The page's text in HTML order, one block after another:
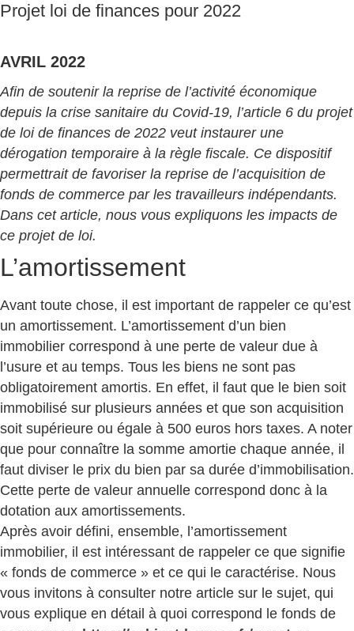
Projet loi de finances pour 2022
AVRIL 2022
Afin de soutenir la reprise de l’activité économique
depuis la crise sanitaire du Covid-19, l’article 6 du projet
de loi de finances de 2022 veut instaurer une
dérogation temporaire à la règle fiscale. Ce dispositif
permettrait de favoriser la reprise de l’acquisition de
fonds de commerce par les travailleurs indépendants.
Dans cet article, nous vous expliquons les impacts de
ce projet de loi.
L’amortissement
Avant toute chose, il est important de rappeler ce qu’est
un amortissement. L’amortissement d’un bien
immobilier correspond à une perte de valeur due à
l’usure et au temps. Tous les biens ne sont pas
obligatoirement amortis. En effet, il faut que le bien soit
immobilisé sur plusieurs années et que son acquisition
soit supérieure ou égale à 500 euros hors taxes. A noter
que pour connaître la somme amortie chaque année, il
faut diviser le prix du bien par sa durée d’immobilisation.
Cette perte de valeur annuelle correspond donc à la
dotation aux amortissements.
Après avoir défini, ensemble, l’amortissement
immobilier, il est intéressant de rappeler ce que signifie
« fonds de commerce » et ce qui le caractérise. Nous
vous invitons à consulter notre article sur le sujet, qui
vous explique en détail à quoi correspond le fonds de